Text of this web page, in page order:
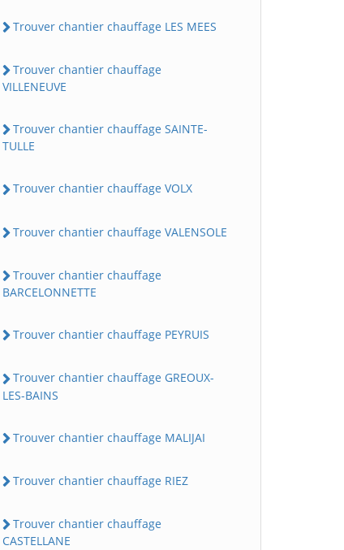
Trouver chantier chauffage LES MEES
Trouver chantier chauffage
VILLENEUVE
Trouver chantier chauffage SAINTE-
TULLE
Trouver chantier chauffage VOLX
Trouver chantier chauffage VALENSOLE
Trouver chantier chauffage
BARCELONNETTE
Trouver chantier chauffage PEYRUIS
Trouver chantier chauffage GREOUX-
LES-BAINS
Trouver chantier chauffage MALIJAI
Trouver chantier chauffage RIEZ
Trouver chantier chauffage
CASTELLANE